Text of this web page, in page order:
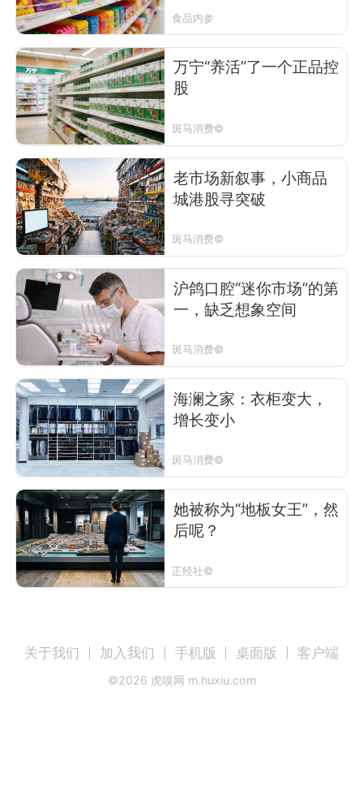
的金多多成中国第一大
糖品牌？
食品内参
万宁“养活”了一个正品控
股
斑马消费©
老市场新叙事，小商品
城港股寻突破
斑马消费©
沪鸽口腔“迷你市场”的第
一，缺乏想象空间
斑马消费©
海澜之家：衣柜变大，
增长变小
斑马消费©
她被称为“地板女王”，然
后呢？
正经社©
关于我们 加入我们 手机版 桌面版 客户端
©2026 虎嗅网 m.huxiu.com